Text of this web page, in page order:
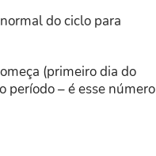
do ciclo para
(primeiro dia do
período – é esse número